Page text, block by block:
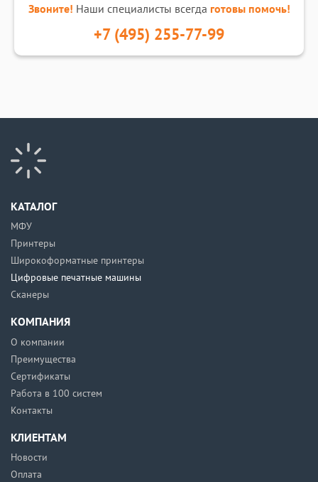
Звоните! Наши специалисты всегда готовы помочь!
+7 (495) 255-77-99
КАТАЛОГ
МФУ
Принтеры
Широкоформатные принтеры
Цифровые печатные машины
Сканеры
КОМПАНИЯ
О компании
Преимущества
Сертификаты
Работа в 100 систем
Контакты
КЛИЕНТАМ
Новости
Оплата